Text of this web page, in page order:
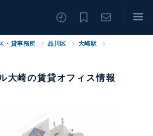
・貸事務所 品川区
大崎駅
大崎の賃貸オフィス情報